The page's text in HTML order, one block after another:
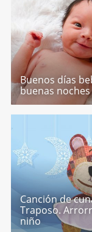
Buenos días
buenas
Canción de
Traposo.
niño